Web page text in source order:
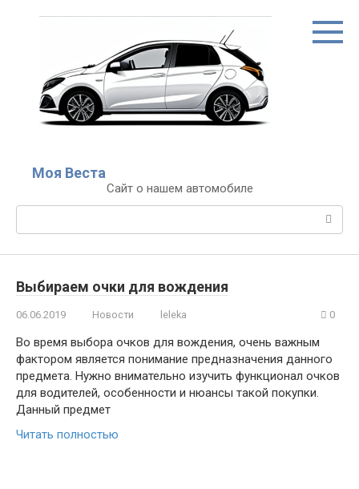
Моя Веста
Сайт о нашем автомобиле
Поиск:
Выбираем очки для вождения
06.06.2019 Новости leleka 0
Во время выбора очков для вождения, очень важным
фактором является понимание предназначения данного
предмета. Нужно внимательно изучить функционал очков
для водителей, особенности и нюансы такой покупки.
Данный предмет
Читать полностью